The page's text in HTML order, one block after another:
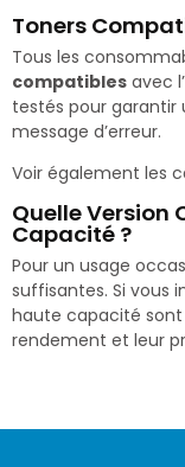
Toners
Tous les
compatibles avec
testés pour garantir
message d’erreur.
Voir également les
Quelle Version
Capacité ?
Pour un usage
suffisantes. Si vous
haute capacité
rendement et leur